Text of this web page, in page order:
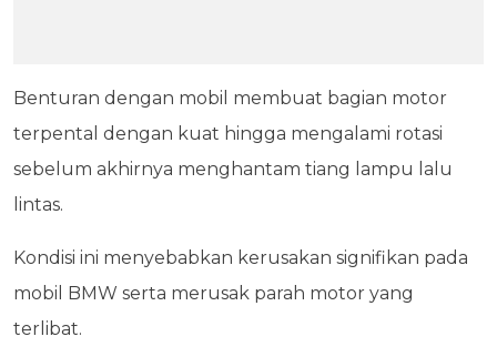
Benturan dengan mobil membuat bagian motor
terpental dengan kuat hingga mengalami rotasi
sebelum akhirnya menghantam tiang lampu lalu
lintas.
Kondisi ini menyebabkan kerusakan signifikan pada
mobil BMW serta merusak parah motor yang
terlibat.